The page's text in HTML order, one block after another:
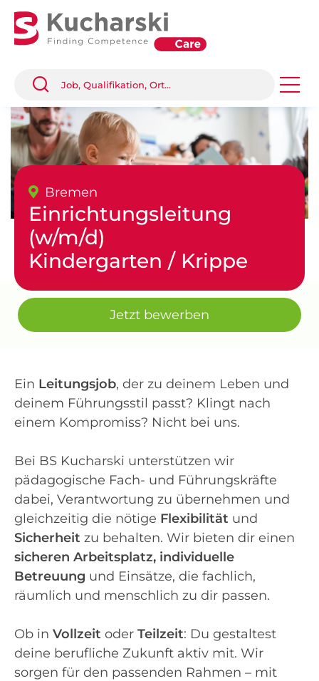
Bremen
Einrichtungsleitung
(w/m/d)
Kindergarten / Krippe
Jetzt bewerben
Ein Leitungsjob, der zu deinem Leben und
deinem Führungsstil passt? Klingt nach
einem Kompromiss? Nicht bei uns.
Bei BS Kucharski unterstützen wir
pädagogische Fach- und Führungskräfte
dabei, Verantwortung zu übernehmen und
gleichzeitig die nötige Flexibilität und
Sicherheit zu behalten. Wir bieten dir einen
sicheren Arbeitsplatz, individuelle
Betreuung und Einsätze, die fachlich,
räumlich und menschlich zu dir passen.
Ob in Vollzeit oder Teilzeit: Du gestaltest
deine berufliche Zukunft aktiv mit. Wir
sorgen für den passenden Rahmen – mit